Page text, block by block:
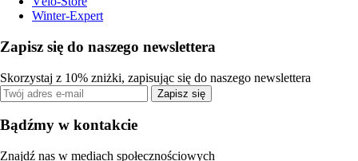
Winter-Expert
Zapisz się do naszego newslettera
Skorzystaj z 10% zniżki, zapisując się do naszego newslettera
Zapisz się
Bądźmy w kontakcie
Znajdź nas w mediach społecznościowych